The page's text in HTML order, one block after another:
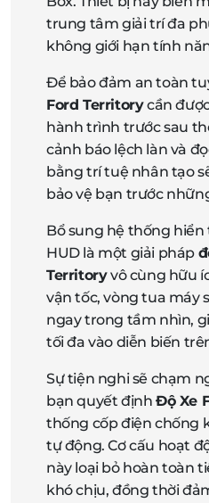
trung tâm giải trí đa
không giới hạn tính
Để bảo đảm an toàn
Ford Territorycần
hành trình trước sau
cảnh báo lệch làn và
bằng trí tuệ nhân tạo
bảo vệ bạn trước
Bổ sung hệ thống
HUD là một giải pháp
Territoryvô cùng hữu
vận tốc, vòng tua máy
ngay trong tầm nhìn,
tối đa vào diễn biến
Sự tiện nghi sẽ chạm
bạn quyết định Độ Xe
thống cốp điện chống
tự động. Cơ cấu hoạt
này loại bỏ hoàn toàn
khó chịu, đồng thời